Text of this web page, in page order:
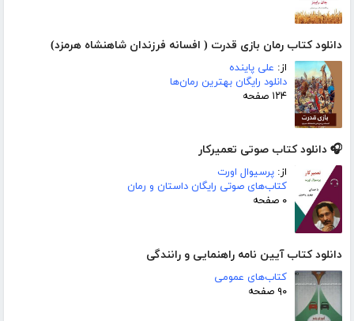
دانلود کتاب رمان بازی قدرت ( افسانه فرزندان شاهنشاه هرمزد)
از: علی پاینده
دانلود رایگان بهترین رمان‌ها
۱۲۴ صفحه
🎧 دانلود کتاب صوتی تعمیرکار
از: پرسیوال اورت
کتاب‌های صوتی رایگان داستان و رمان
۰ صفحه
دانلود کتاب آیین نامه راهنمایی و رانندگی
کتاب‌های عمومی
۹۰ صفحه